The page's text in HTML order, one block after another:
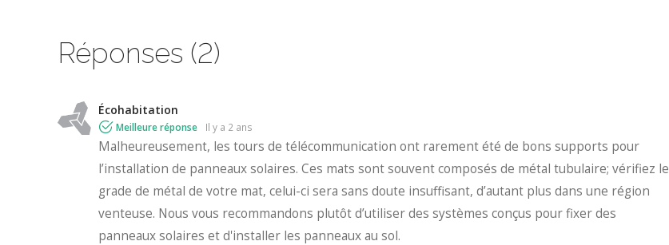
Réponses (2)
Écohabitation
Meilleure réponse il y a 2 ans
Malheureusement, les tours de télécommunication ont rarement été de bons supports pour
l’installation de panneaux solaires. Ces mats sont souvent composés de métal tubulaire; vérifiez le
grade de métal de votre mat, celui-ci sera sans doute insuffisant, d’autant plus dans une région
venteuse. Nous vous recommandons plutôt d’utiliser des systèmes conçus pour fixer des
panneaux solaires et d'installer les panneaux au sol.